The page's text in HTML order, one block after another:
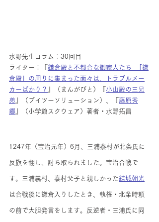
水野先生コラム：30回目
ライター：『鎌倉殿と不都合な御家人たち  「鎌
倉殿」の周りに集まった面々は、トラブルメー
カーばかり？ 』（まんがびと）『小山殿の三兄
弟 』（ブイツーソリューション）、『藤原秀
郷 』（小学館スクウェア）著者・水野拓昌
1247年（宝治元年）6月、三浦泰村が北条氏に
反旗を翻し、討ち取られました。宝治合戦で
す。三浦義村、泰村父子と親しかった結城朝光
は合戦後に鎌倉入りしたとき、執権・北条時頼
の前で大胆発言をします。反逆者・三浦氏に同